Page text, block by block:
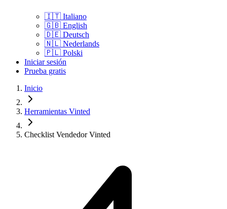
🇮🇹 Italiano
🇬🇧 English
🇩🇪 Deutsch
🇳🇱 Nederlands
🇵🇱 Polski
Iniciar sesión
Prueba gratis
Inicio
Herramientas Vinted
Checklist Vendedor Vinted